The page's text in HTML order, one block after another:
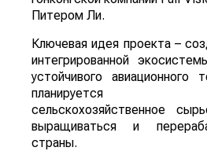
Питером Ли.
Ключевая идея проекта –
интегрированной
устойчивого авиационного
планируется
сельскохозяйственное
выращиваться и
страны.